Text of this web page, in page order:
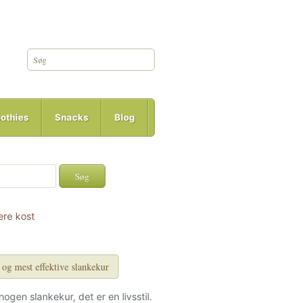
Snacks Blog
kost
og mest effektive slankekur
slankekur, det er en livsstil.